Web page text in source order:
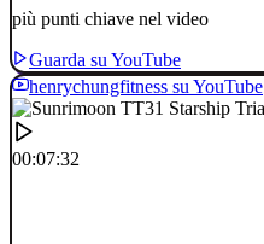
più punti chiave nel video
Guarda su YouTube
henrychungfitness su YouTube
00:07:32